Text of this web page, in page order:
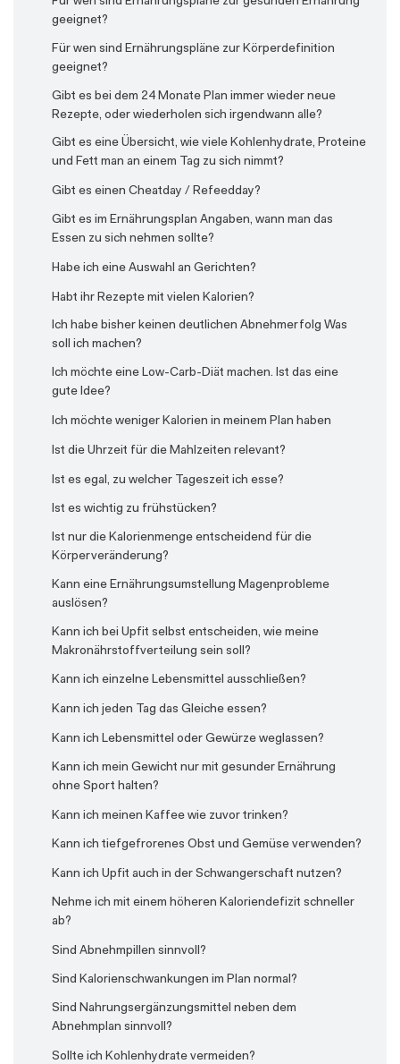
Abnehmen?
Was ist der Refeedday / Cheatday?
Was kann ich bei Heißhunger tun?
Welche Getränke sollte ich grundsätzlich trinken?
Welche Tipps gibt es zum Abnehmen?
Wie kann ich abnehmen?
Wie kann ich meinen Kalorienbedarf pro Tag
Wie viel kann ich mit Upfit abnehmen?
Wieso ist meine Kalorienanzahl (Energiebedarf) so
hoch?
Wieso sind die Portionen so groß?
Wo finde ich Rezepte für eine Keto-Diät?
Wo finde ich Rezepte, wenn ich keinen individuellen
Was kann ich bei Heißhunger tun?
Was mache ich, wenn ich zu bestimmten Tageszeiten
keine Möglichkeit habe, Gerichte zu erwärmen?
Welche Getränke sollte ich grundsätzlich trinken?
außergewöhnlich hoher körperlicher Aktivität
(Marathon, Wanderung etc.)?
Welche Tipps gibt es, wenn ich keine Zeit habe,
regelmäßig zu kochen?
Wie funktioniert die Auslass-Funktion für Mahlzeiten?
Wie funktioniert die Austausch-Funktion für
Mahlzeiten?
Wie funktioniert die Favoriten-Funktion (Kochbuch)
für Mahlzeiten?
Wie gehe ich vor, wenn ich außer Haus essen gehe?
Wie kann ich bestimmte Arten von Mahlzeiten
bevorzugen?
Wie kann ich meinen Plan anpassen?
Wie kann ich mich in meinem Studienalltag besser
Wo kaufe ich Paleo-Brot?
Wieso sind die Portionen so groß?
Wie schnell kann ich mit Upfit Muskeln aufbauen?
Wieso sind die Portionen so groß?
geeignet?
Für wen sind Ernährungspläne zur Körperdefinition
geeignet?
Gibt es bei dem 24 Monate Plan immer wieder neue
Rezepte, oder wiederholen sich irgendwann alle?
Gibt es eine Übersicht, wie viele Kohlenhydrate, Proteine
und Fett man an einem Tag zu sich nimmt?
Gibt es einen Cheatday / Refeedday?
Gibt es im Ernährungsplan Angaben, wann man das
Essen zu sich nehmen sollte?
Habe ich eine Auswahl an Gerichten?
Habt ihr Rezepte mit vielen Kalorien?
Ich habe bisher keinen deutlichen Abnehmerfolg Was
soll ich machen?
Ich möchte eine Low-Carb-Diät machen. Ist das eine
gute Idee?
Ich möchte weniger Kalorien in meinem Plan haben
Ist die Uhrzeit für die Mahlzeiten relevant?
Ist es egal, zu welcher Tageszeit ich esse?
Ist es wichtig zu frühstücken?
Ist nur die Kalorienmenge entscheidend für die
Körperveränderung?
Kann eine Ernährungsumstellung Magenprobleme
auslösen?
Kann ich bei Upfit selbst entscheiden, wie meine
Makronährstoffverteilung sein soll?
Kann ich einzelne Lebensmittel ausschließen?
Kann ich jeden Tag das Gleiche essen?
Kann ich Lebensmittel oder Gewürze weglassen?
Kann ich mein Gewicht nur mit gesunder Ernährung
ohne Sport halten?
Kann ich meinen Kaffee wie zuvor trinken?
Kann ich tiefgefrorenes Obst und Gemüse verwenden?
Kann ich Upfit auch in der Schwangerschaft nutzen?
Nehme ich mit einem höheren Kaloriendefizit schneller
ab?
Sind Abnehmpillen sinnvoll?
Sind Kalorienschwankungen im Plan normal?
Sind Nahrungsergänzungsmittel neben dem
Abnehmplan sinnvoll?
Sollte ich Kohlenhydrate vermeiden?